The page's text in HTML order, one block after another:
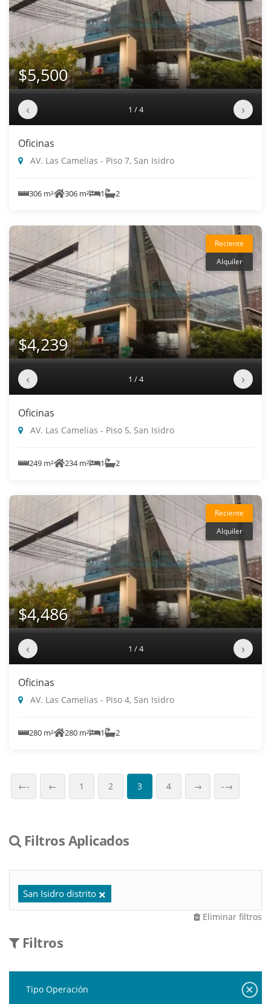
$5,500
‹ 1 / 4 ›
Oficinas
AV. Las Camelias - Piso 7, San Isidro
306 m² 306 m² 1 2
Reciente
Alquiler
$4,239
‹ 1 / 4 ›
Oficinas
AV. Las Camelias - Piso 5, San Isidro
249 m² 234 m² 1 2
Reciente
Alquiler
$4,486
‹ 1 / 4 ›
Oficinas
AV. Las Camelias - Piso 4, San Isidro
280 m² 280 m² 1 2
←- ← 1 2 3 4 → -→
Filtros Aplicados
San Isidro distrito
Eliminar filtros
Filtros
Tipo Operación